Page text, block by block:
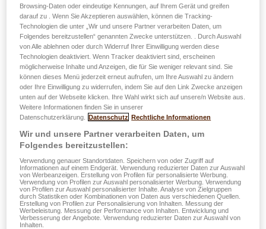
aufnehmen, um einen Termin
zu Begutachtung meines
Autos bei mir zu vereinbaren?
Natürlich kann Sie der Sachverständige direkt
kontaktieren, aber um den ihm erteilten Auftrag effizient
durchführen zu können, untersucht er das Auto lieber in
einer Autowerkstatt. Nicht nur findet er dort eine
professionelle Ausstattung vor, wie zum Beispiel eine
Hebebühne, um sich ein genaues Bild der schwerer
zugänglichen Schäden zu machen, sondern es ist auch
eine Belegschaft von Mechanikern vor Ort, um Teile
abzunehmen, damit man die verborgenen Schäden sieht.
Browsing-Daten oder eindeutige Kennungen, auf Ihrem Gerät und greifen
darauf zu . Wenn Sie Akzeptieren auswählen, können die Tracking-
Technologien die unter „Wir und unsere Partner verarbeiten Daten, um
Folgendes bereitzustellen“ genannten Zwecke unterstützen. . Durch Auswahl
von Alle ablehnen oder durch Widerruf Ihrer Einwilligung werden diese
Technologien deaktiviert. Wenn Tracker deaktiviert sind, erscheinen
möglicherweise Inhalte und Anzeigen, die für Sie weniger relevant sind. Sie
können dieses Menü jederzeit erneut aufrufen, um Ihre Auswahl zu ändern
oder Ihre Einwilligung zu widerrufen, indem Sie auf den Link Zwecke anzeigen
unten auf der Webseite klicken. Ihre Wahl wirkt sich auf unsere/n Website aus.
Weitere Informationen finden Sie in unserer
Datenschutzerklärung.
Datenschutz Rechtliche Informationen
Wir und unsere Partner verarbeiten Daten, um
Folgendes bereitzustellen:
Verwendung genauer Standortdaten. Speichern von oder Zugriff auf
Informationen auf einem Endgerät. Verwendung reduzierter Daten zur Auswahl
von Werbeanzeigen. Erstellung von Profilen für personalisierte Werbung.
Verwendung von Profilen zur Auswahl personalisierter Werbung. Verwendung
von Profilen zur Auswahl personalisierter Inhalte. Analyse von Zielgruppen
durch Statistiken oder Kombinationen von Daten aus verschiedenen Quellen.
Erstellung von Profilen zur Personalisierung von Inhalten. Messung der
Werbeleistung. Messung der Performance von Inhalten. Entwicklung und
Verbesserung der Angebote. Verwendung reduzierter Daten zur Auswahl von
Inhalten.